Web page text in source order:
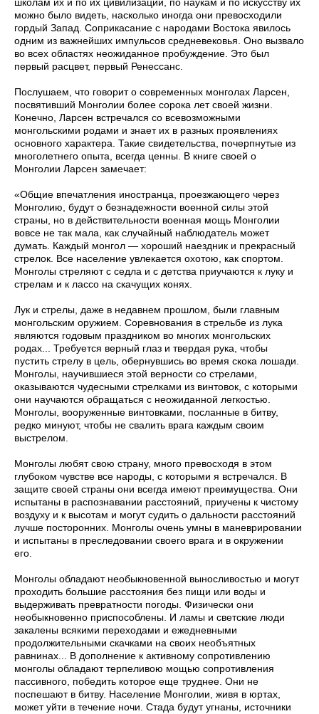
школам их и по их цивилизации, по наукам и по искусству их
можно было видеть, насколько иног­да они превосходили
гордый Запад. Соприкасание с народами Востока явилось
одним из важнейших импульсов средневе­ковья. Оно вызвало
во всех областях неожиданное пробужде­ние. Это был
первый расцвет, первый Ренессанс.
Послушаем, что говорит о современных монголах Ларсен,
посвятивший Монголии более сорока лет своей жизни.
Конечно, Ларсен встречался со всевозможными
монгольскими родами и знает их в разных проявлениях
основного характера. Такие свидетельства, почерпнутые из
многолетнего опыта, всегда цен­ны. В книге своей о
Монголии Ларсен замечает:
«Общие впечатления иностранца, проезжающего через
Монголию, будут о безнадежности военной силы этой
страны, но в действительности военная мощь Монголии
вовсе не так мала, как случайный наблюдатель может
думать. Каждый монгол — хороший наездник и прекрасный
стрелок. Все население увлекается охотою, как спортом.
Монголы стреляют с седла и с детства приучаются к луку и
стрелам и к лассо на скачущих конях.
Лук и стрелы, даже в недавнем прошлом, были главным
монгольским оружием. Соревнования в стрельбе из лука
являются годовым праздником во многих монгольских
родах... Требуется верный глаз и твердая рука, чтобы
пустить стрелу в цель, обернувшись во время скока лошади.
Монголы, научившиеся этой верности со стрелами,
оказываются чудесными стрелками из винтовок, с которыми
они научаются обращаться с неожиданной легкостью.
Монголы, вооруженные винтовками, посланные в битву,
редко минуют, чтобы не свалить врага каждым своим
выстрелом.
Монголы любят свою страну, много превосходя в этом
глубоком чувстве все народы, с которыми я встречался. В
защите своей страны они всегда имеют преимущества. Они
испытаны в распознавании расстояний, приучены к чистому
воздуху и к высотам и могут судить о дальности расстояний
лучше посторонних. Монголы очень умны в маневрировании
и испытаны в преследовании своего врага и в окружении
его.
Монголы обладают необыкновенной выносливостью и могут
проходить большие расстояния без пищи или воды и
выдержи­вать превратности погоды. Физически они
необыкновенно при­способлены. И ламы и светские люди
закалены всякими перехо­дами и ежедневными
продолжительными скачками на своих не­объятных
равнинах... В дополнение к активному сопротивлению
монголы обладают терпеливою мощью сопротивления
пассивно­го, победить которое еще труднее. Они не
поспешают в битву. Население Монголии, живя в юртах,
может уйти в течение ночи. Стада будут угнаны, источники